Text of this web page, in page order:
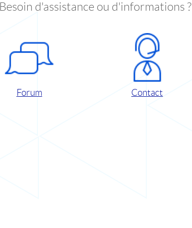
Besoin d'assistance ou d'informations ?
Forum Contact